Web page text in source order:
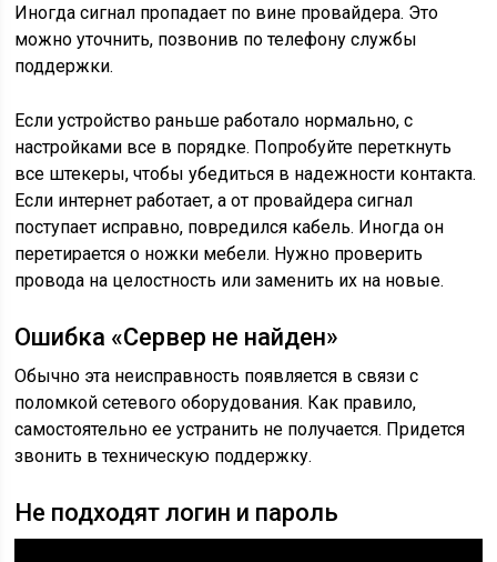
Иногда сигнал пропадает по вине провайдера. Это
можно уточнить, позвонив по телефону службы
поддержки.
Если устройство раньше работало нормально, с
настройками все в порядке. Попробуйте переткнуть
все штекеры, чтобы убедиться в надежности контакта.
Если интернет работает, а от провайдера сигнал
поступает исправно, повредился кабель. Иногда он
перетирается о ножки мебели. Нужно проверить
провода на целостность или заменить их на новые.
Ошибка «Сервер не найден»
Обычно эта неисправность появляется в связи с
поломкой сетевого оборудования. Как правило,
самостоятельно ее устранить не получается. Придется
звонить в техническую поддержку.
Не подходят логин и пароль